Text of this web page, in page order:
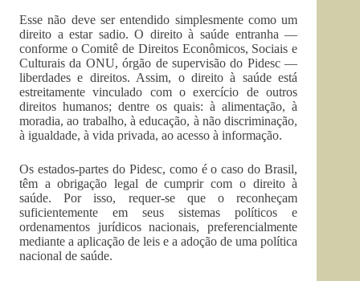
Esse não deve ser entendido simplesmente como um
direito a estar sadio. O direito à saúde entranha —
conforme o Comitê de Direitos Econômicos, Sociais e
Culturais da ONU, órgão de supervisão do Pidesc —
liberdades e direitos. Assim, o direito à saúde está
estreitamente vinculado com o exercício de outros
direitos humanos; dentre os quais: à alimentação, à
moradia, ao trabalho, à educação, à não discriminação,
à igualdade, à vida privada, ao acesso à informação.
Os estados-partes do Pidesc, como é o caso do Brasil,
têm a obrigação legal de cumprir com o direito à
saúde. Por isso, requer-se que o reconheçam
suficientemente em seus sistemas políticos e
ordenamentos jurídicos nacionais, preferencialmente
mediante a aplicação de leis e a adoção de uma política
nacional de saúde.